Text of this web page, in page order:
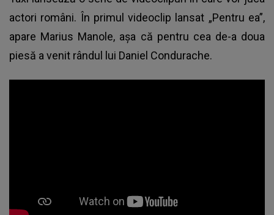
actori români. În primul videoclip lansat „Pentru ea”,
apare Marius Manole, așa că pentru cea de-a doua
piesă a venit rândul lui Daniel Condurache.